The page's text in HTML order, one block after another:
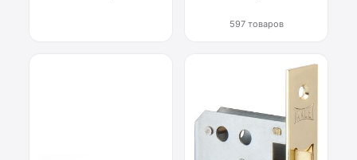
597 товаров